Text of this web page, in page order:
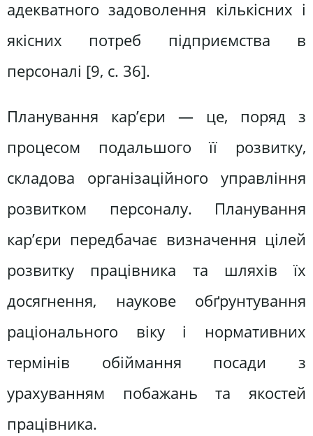
адекватного задоволення кількісних і
якісних потреб підприємства в
персоналі [9, c. 36].
Планування кар’єри — це, поряд з
процесом подальшого її розвитку,
складова організаційного управління
розвитком персоналу. Планування
кар’єри передбачає визначення цілей
розвитку працівника та шляхів їх
досягнення, наукове обґрунтування
раціонального віку і нормативних
термінів обіймання посади з
урахуванням побажань та якостей
працівника.